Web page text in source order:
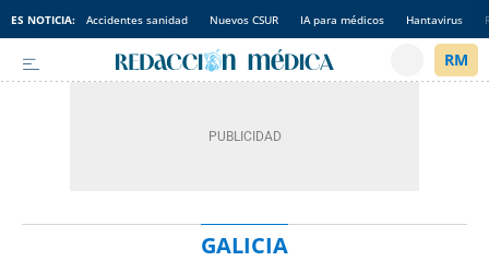
ES NOTICIA: Accidentes sanidad Nuevos CSUR IA para médicos Hantavirus
GALICIA